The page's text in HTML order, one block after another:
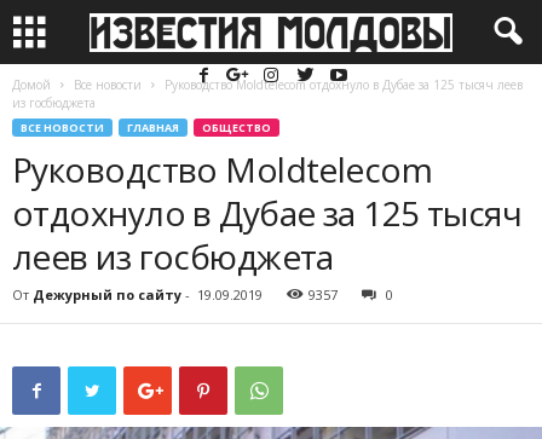
Домой Все новости
Руководство Moldtelecom отдохнуло в Дубае за 125 тысяч леев
из госбюджета
ВСЕ НОВОСТИ ГЛАВНАЯ ОБЩЕСТВО
Руководство Moldtelecom
отдохнуло в Дубае за 125 тысяч
леев из госбюджета
От Дежурный по сайту - 19.09.2019 9357 0